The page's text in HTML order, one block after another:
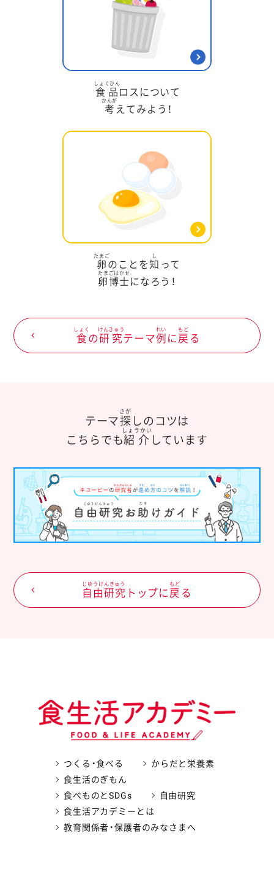
食品
しょくひん
ロスについて
考
かんが
えてみよう！
卵
たまご
のことを知
し
って
卵博士
たまごはかせ
になろう！
食
しょく
の研究
けんきゅう
テーマ例
れい
に 戻
もど
る
テーマ探
さが
しのコツは
こちらでも紹介
しょうかい
しています
自由研究
じゆうけんきゅう
トップに 戻
もど
る
つくる・食べる
からだと栄養素
食生活のぎもん
食べものとSDGs
自由研究
食生活アカデミーとは
教育関係者・保護者のみなさまへ